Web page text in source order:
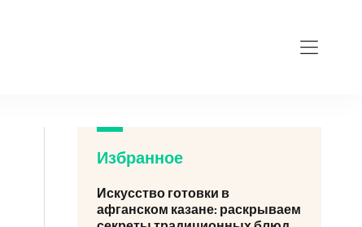
Избранное
Искусство готовки в
афганском казане: раскрываем